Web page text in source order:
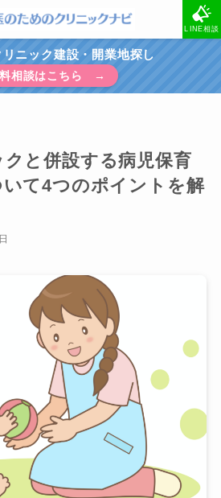
LINE相談
ニック建設・開業地探し
相談はこちら →
と併設する病児保育
て4つのポイントを解